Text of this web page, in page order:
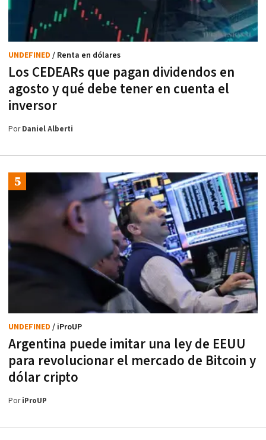
Los CEDEARs que pagan dividendos en
agosto y qué debe tener en cuenta el
inversor
UNDEFINED / Renta en dólares
PorDaniel Alberti
Argentina puede imitar una ley de EEUU
para revolucionar el mercado de Bitcoin y
dólar cripto
UNDEFINED / iProUP
PoriProUP